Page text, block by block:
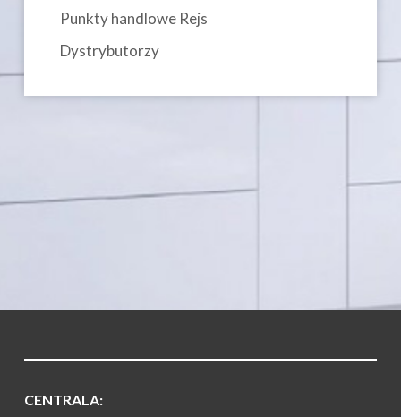
Punkty handlowe Rejs
Dystrybutorzy
CENTRALA: